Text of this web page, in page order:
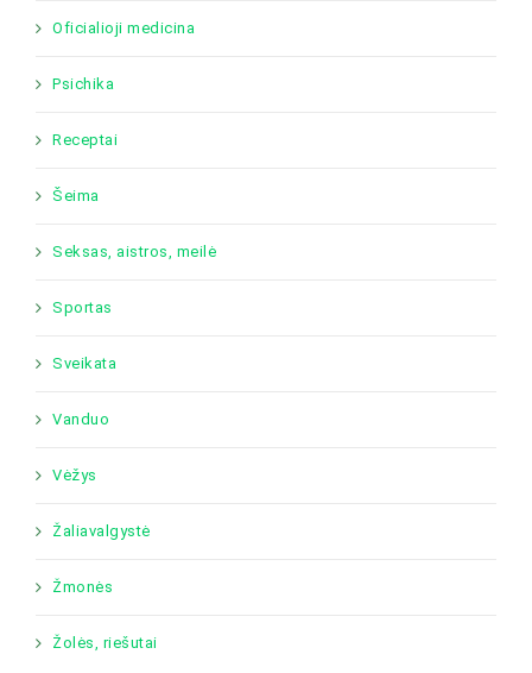
Oficialioji medicina
Psichika
Receptai
Šeima
Seksas, aistros, meilė
Sportas
Sveikata
Vanduo
Vėžys
Žaliavalgystė
Žmonės
Žolės, riešutai